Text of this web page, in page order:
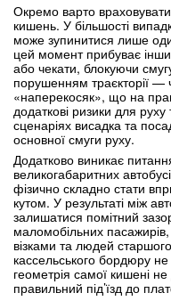
Окремо варто
кишень. У більшості
може зупинитися лише
цей момент прибуває
або чекати, блокуючи
порушенням траєкторії —
«наперекосяк», що на
додаткові ризики для
сценаріях висадка та
основної смуги руху.
Додатково виникає
великогабаритних
фізично складно стати
кутом. У результаті між
залишатися помітний
маломобільних пасажирів,
візками та людей
кассельського бордюру
геометрія самої кишені
правильний під’їзд до